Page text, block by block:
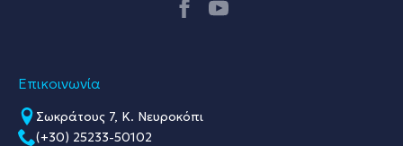
Επικοινωνία
Σωκράτους 7, Κ. Νευροκόπι
(+30) 25233-50102